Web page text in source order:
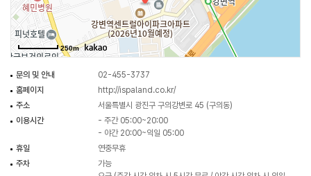
250m
문의 및 안내
02-455-3737
홈페이지
http://ispaland.co.kr/
주소
서울특별시 광진구 구의강변로 45 (구의동)
이용시간
- 주간 05:00~20:00
- 야간 20:00~익일 05:00
휴일
연중무휴
주차
가능